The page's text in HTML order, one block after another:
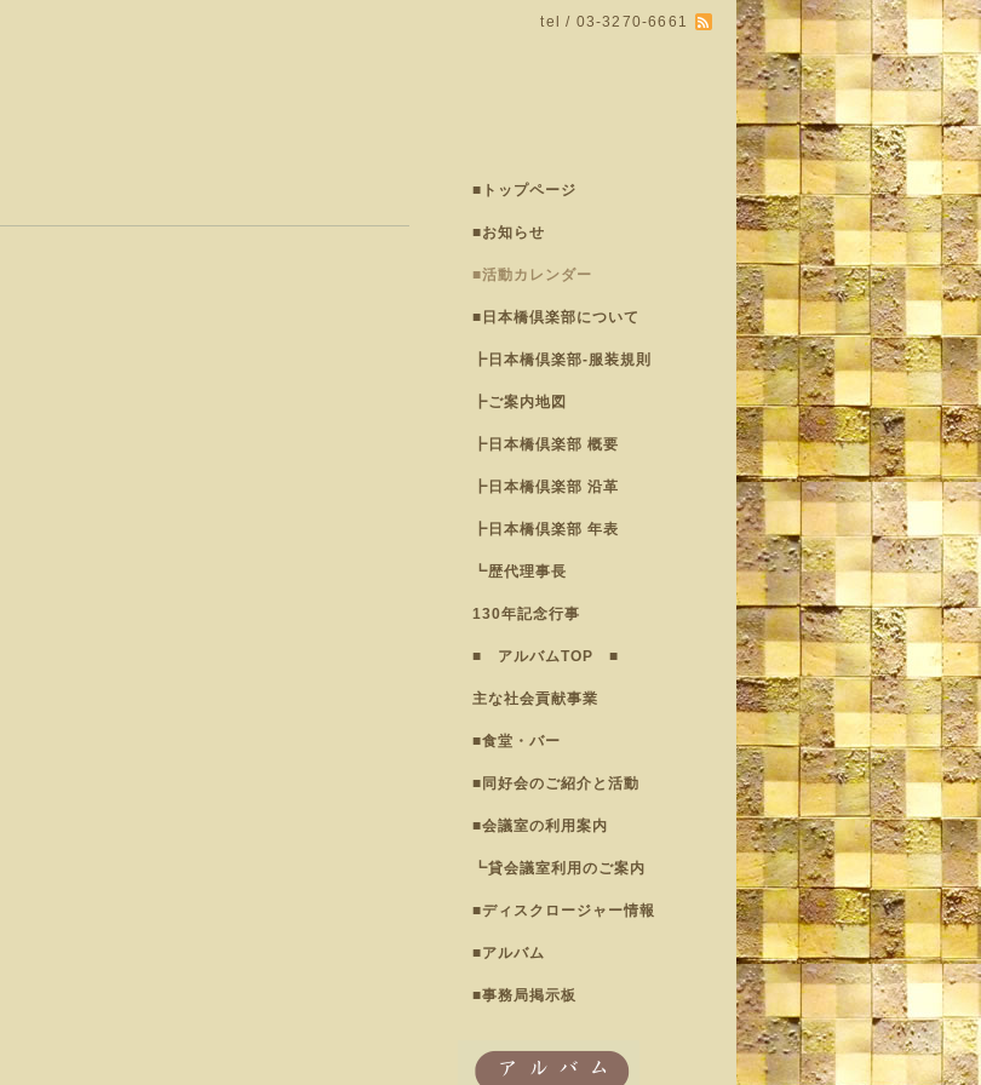
tel / 03-3270-6661
■トップページ
■お知らせ
■活動カレンダー
■日本橋倶楽部について
┣日本橋倶楽部-服装規則
┣ご案内地図
┣日本橋倶楽部 概要
┣日本橋倶楽部 沿革
┣日本橋倶楽部 年表
┗歴代理事長
130年記念行事
■ アルバムTOP ■
主な社会貢献事業
■食堂・バー
■同好会のご紹介と活動
■会議室の利用案内
┗貸会議室利用のご案内
■ディスクロージャー情報
■アルバム
■事務局掲示板